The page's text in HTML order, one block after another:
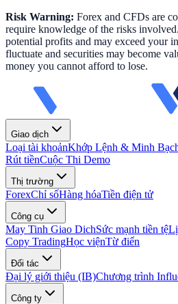
Risk Warning: Forex and CFDs are
require knowledge of the risks
potential profits and may exceed your
fluctuate and securities may become
money you cannot afford to lose.
Giao dịch
Loại tài khoảnKhớp Lệnh & Minh
Rút tiềnCuộc Thi Demo
Thị trường
ForexChỉ sốHàng hóaTiền điện tử
Công cụ
May Tinh Giao DichSức mạnh tiền tệ
Copy TradingHọc việnTừ điển
Đối tác
Đại lý giới thiệu (IB)Chương trình
Công ty